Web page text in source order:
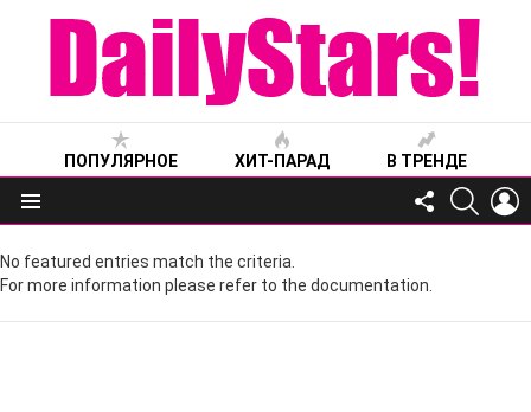
ПОПУЛЯРНОЕ ХИТ-ПАРАД В ТРЕНДЕ
Меню
FOLLOW
US
No featured entries match the criteria.
For more information please refer to the documentation.